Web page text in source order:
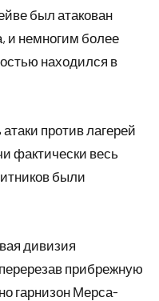
был атакован
и немногим более
находился в
против лагерей
фактически весь
были
дивизия
прибрежную
гарнизон Мерса-